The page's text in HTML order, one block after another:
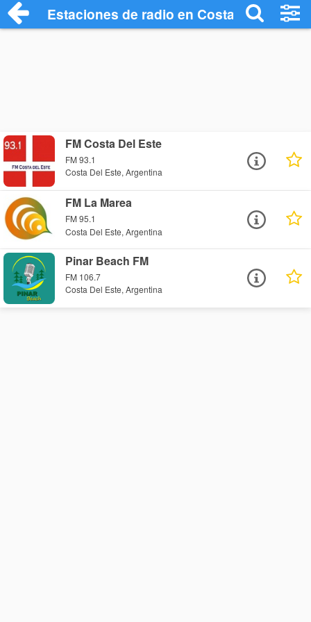
Estaciones de radio en Costa Del Este -
FM Costa Del Este
FM 93.1
Costa Del Este, Argentina
FM La Marea
FM 95.1
Costa Del Este, Argentina
Pinar Beach FM
FM 106.7
Costa Del Este, Argentina